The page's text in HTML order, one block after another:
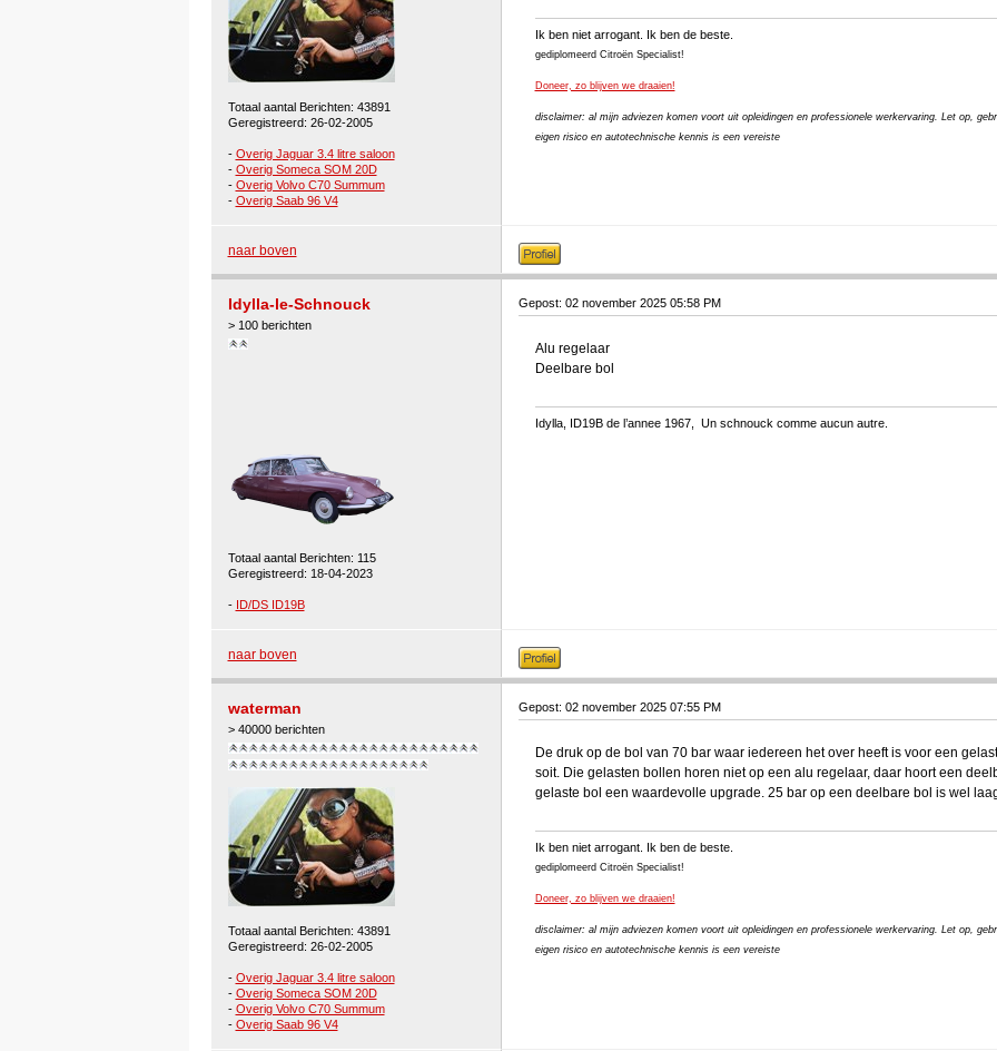
Totaal aantal Berichten: 43891
Geregistreerd: 26-02-2005
- Overig Jaguar 3.4 litre saloon
- Overig Someca SOM 20D
- Overig Volvo C70 Summum
- Overig Saab 96 V4
Ik ben niet arrogant. Ik ben de beste.
gediplomeerd Citroën Specialist!
Doneer, zo blijven we draaien!
disclaimer: al mijn adviezen komen voort uit opleidingen en professionele werkervaring. Let op,
eigen risico en autotechnische kennis is een vereiste
naar boven
Idylla-le-Schnouck
> 100 berichten
Totaal aantal Berichten: 115
Geregistreerd: 18-04-2023
- ID/DS ID19B
Gepost: 02 november 2025 05:58 PM
Alu regelaar
Deelbare bol
Idylla, ID19B de l’annee 1967, Un schnouck comme aucun autre.
naar boven
waterman
> 40000 berichten
Totaal aantal Berichten: 43891
Geregistreerd: 26-02-2005
- Overig Jaguar 3.4 litre saloon
- Overig Someca SOM 20D
- Overig Volvo C70 Summum
- Overig Saab 96 V4
Gepost: 02 november 2025 07:55 PM
De druk op de bol van 70 bar waar iedereen het over heeft is voor een
soit. Die gelasten bollen horen niet op een alu regelaar, daar hoort een
gelaste bol een waardevolle upgrade. 25 bar op een deelbare bol is wel
Ik ben niet arrogant. Ik ben de beste.
gediplomeerd Citroën Specialist!
Doneer, zo blijven we draaien!
disclaimer: al mijn adviezen komen voort uit opleidingen en professionele werkervaring. Let op,
eigen risico en autotechnische kennis is een vereiste